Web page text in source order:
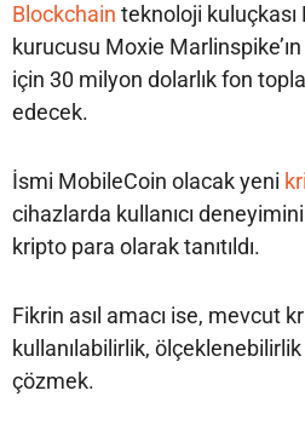
Blockchain teknoloji kuluçkası
kurucusu Moxie
için 30 milyon dolarlık fon
edecek.
İsmi MobileCoin olacak yeni
cihazlarda kullanıcı
kripto para olarak tanıtıldı.
Fikrin asıl amacı ise, mevcut
kullanılabilirlik, ölçeklenebilirlik
çözmek.